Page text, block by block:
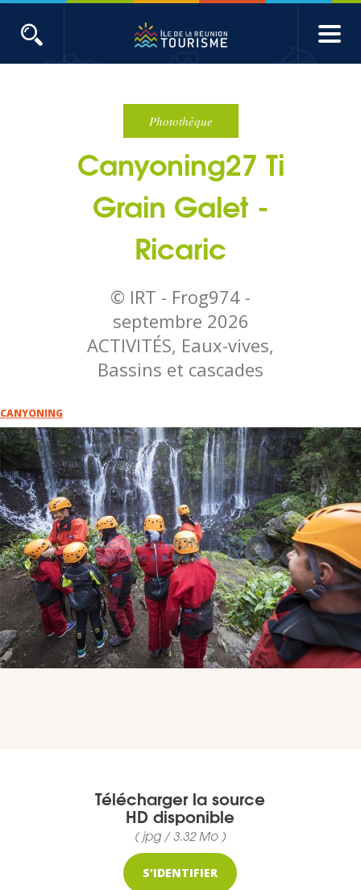
navigation
ACTUALITÉS
Produits touristiques
Etudes et indicateurs
Voyages de presse
Toute l'actualité
Pro. du tourisme
Organisateur de voyage
Journaliste
L'IRT
Qui sommes nous
Planning actions IRT
Photothèque
Documents
Photothèque
Canyoning27 Ti
Grain Galet -
Ricaric
© IRT - Frog974 -
septembre 2026
ACTIVITÉS, Eaux-vives,
Bassins et cascades
CANYONING
Télécharger la source
HD disponible
( jpg / 3.32 Mo )
S'IDENTIFIER